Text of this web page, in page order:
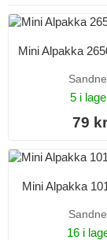
Mini Alpakka
5 i
79 kr
Mini Alpakka
16 i